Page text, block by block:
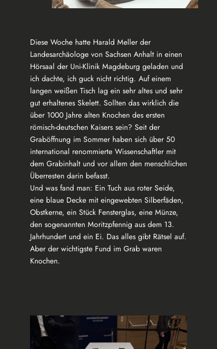
Diese Woche hatte Harald Meller der
Landesarchäologe von Sachsen Anhalt in einen
Hörsaal der Uni-Klinik Magdeburg geladen und
ich dachte, ich guck nicht richtig. Auf einem
langen weißen Tisch lag ein sehr altes und sehr
gut erhaltenes Skelett. Sollten das wirklich die
über 1000 Jahre alten Knochen des ersten
römisch-deutschen Kaisers sein? Seit der
Graböffnung im Sommer haben sich über 50
international renommierte Wissenschaftler mit
dem Grabinhalt und vor allem den menschlichen
Überresten darin befasst.
Und was fand man: Ein Tuch aus roter Seide,
eine blaue Decke mit eingewebten Silberfäden,
Obstkerne, ein Stück Fensterglas, eine Münze,
den sogenannten Moritzpfennig aus dem 13.
Jahrhundert und ein Ei. Das alles gibt Rätsel auf.
Aber der wichtigste Fund im Grab waren
Knochen.